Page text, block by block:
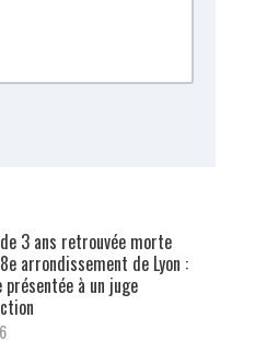
3 ans retrouvée morte
arrondissement de Lyon :
présentée à un juge